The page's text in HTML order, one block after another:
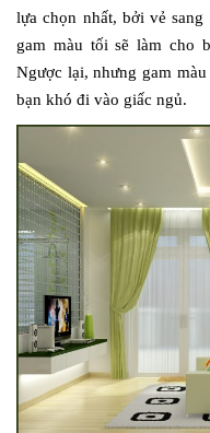
lựa chọn nhất, bởi vẻ
gam màu tối sẽ làm cho
Ngược lại, nhưng gam
bạn khó đi vào giấc ngủ.